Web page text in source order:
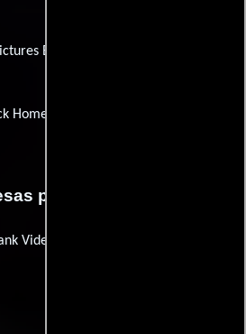
Entertainment
Home Entertainment
productoras
Video Library